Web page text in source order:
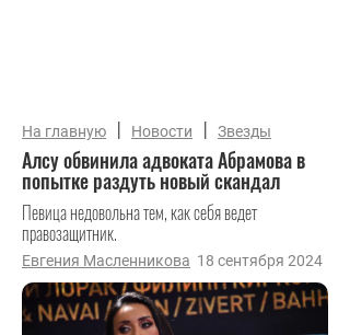
На главную | Новости | Звезды
Алсу обвинила адвоката Абрамова в
попытке раздуть новый скандал
Певица недовольна тем, как себя ведет
правозащитник.
Евгения Масленникова 18 сентября 2024